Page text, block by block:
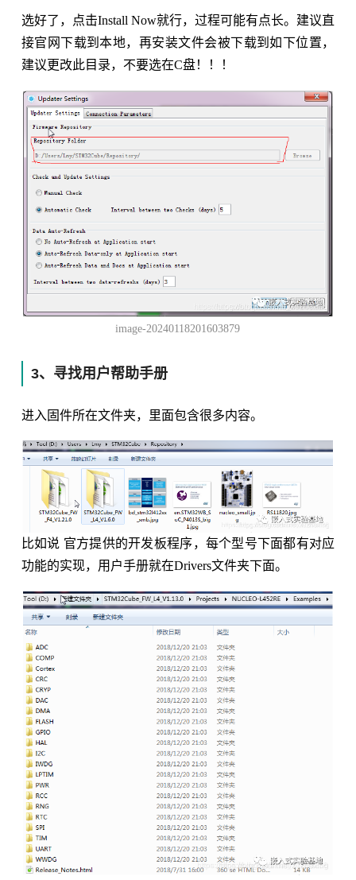
选好了，点击Install Now就行，过程可能有点长。建议直
接官网下载到本地，再安装文件会被下载到如下位置，
建议更改此目录，不要选在C盘！！！
image-20240118201603879
3、寻找用户帮助手册
进入固件所在文件夹，里面包含很多内容。
比如说 官方提供的开发板程序，每个型号下面都有对应
功能的实现，用户手册就在Drivers文件夹下面。